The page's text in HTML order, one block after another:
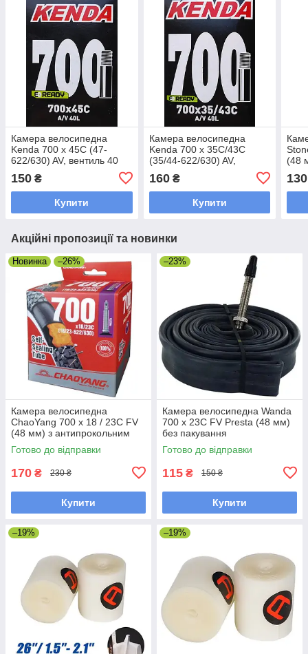
Камера велосипедна
Kenda 700 x 45C (47-
622/630) AV, вентиль 40
150 ₴
Купити
Камера велосипедна
Kenda 700 x 35C/43C
(35/44-622/630) AV,
160₴
Купити
(48
130
Акційні пропозиції та новинки
Новинка –26%
Камера велосипедна
ChaoYang 700 x 18 / 23C FV
(48 мм) з антипрокольним
гелем
Готово до відправки
170 ₴ 230 ₴
Купити
–23%
Камера велосипедна Wanda
700 x 23С FV Presta (48 мм)
без пакування
Готово до відправки
115 ₴ 150 ₴
Купити
–19% –19%